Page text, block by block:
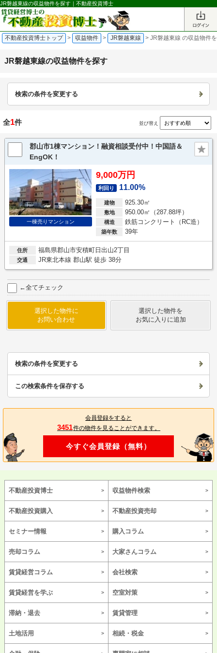
JR磐越東線の収益物件を探す｜不動産投資博士
不動産投資博士トップ > 収益物件 > JR磐越東線 > JR磐越東線 の収益物件
JR磐越東線の収益物件を探す
検索の条件を変更する
全1件 並び替え
郡山市1棟マンション！融資相談受付中！中国語＆
EngOK！
一棟売りマンション
9,000万円
利回り 11.00%
建物 925.30㎡
敷地 950.00㎡（287.88坪）
構造 鉄筋コンクリート（RC造）
築年数 39年
住所 福島県郡山市安積町日出山2丁目
交通 JR東北本線 郡山駅 徒歩 38分
←全てチェック
選択した物件に
お問い合わせ
選択した物件を
お気に入りに追加
検索の条件を変更する
この検索条件を保存する
会員登録をすると
3451件の物件を見ることができます。
今すぐ会員登録（無料）
不動産投資博士 収益物件検索
不動産投資購入 不動産投資売却
セミナー情報 購入コラム
売却コラム 大家さんコラム
賃貸経営コラム 会社検索
賃貸経営を学ぶ 空室対策
滞納・退去 賃貸管理
土地活用 相続・税金